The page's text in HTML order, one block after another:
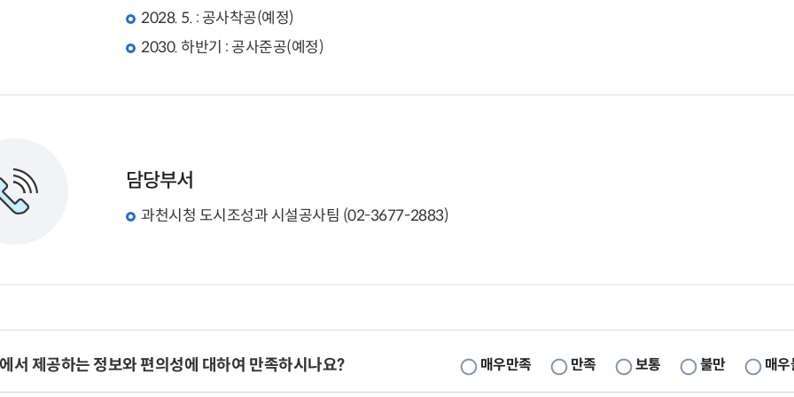
2028. 5. : 공사착공(예정)
2030. 하반기 : 공사준공(예정)
담당부서
과천시청 도시조성과 시설공사팀 (02-3677-2883)
서 제공하는 정보와 편의성에 대하여 만족하시나요? 매우만족 만족 보통 불만
매